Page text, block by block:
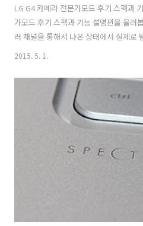
LG G4 카메라 전문가모드 후기 스펙과
가모드 후기 스펙과 기능 설명편을 올려
러 채널을 통해서 나온 상태에서 실제로
니다. 디자인 부분은 이미 공개된 것과 동
다. 실제로 사용해보니 이부분은 확실히
었습니다. Dslr 카메라에서도 고급형의
피드와 30초의 긴 셔터스피드를 지원합
죠. LG G4 카메라 전문가모드도 마찬
느린 셔터스피드의 여러단계를 직접 설
2015. 5. 1.